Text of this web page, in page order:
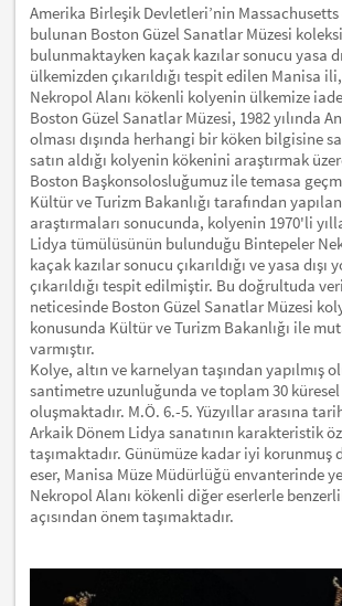
Amerika Birleşik Devletleri’nin
bulunan Boston Güzel Sanatlar Müzesi
bulunmaktayken kaçak kazılar sonucu yasa
ülkemizden çıkarıldığı tespit edilen Manisa
Nekropol Alanı kökenli kolyenin ülkemize
Boston Güzel Sanatlar Müzesi, 1982 yılında
olması dışında herhangi bir köken bilgisine
satın aldığı kolyenin kökenini araştırmak
Boston Başkonsolosluğumuz ile temasa
Kültür ve Turizm Bakanlığı tarafından
araştırmaları sonucunda, kolyenin 1970'li
Lidya tümülüsünün bulunduğu Bintepeler
kaçak kazılar sonucu çıkarıldığı ve yasa dışı
çıkarıldığı tespit edilmiştir. Bu doğrultuda
neticesinde Boston Güzel Sanatlar Müzesi
konusunda Kültür ve Turizm Bakanlığı ile
varmıştır.
Kolye, altın ve karnelyan taşından yapılmış
santimetre uzunluğunda ve toplam 30
oluşmaktadır. M.Ö. 6.-5. Yüzyıllar arasına
Arkaik Dönem Lidya sanatının karakteristik
taşımaktadır. Günümüze kadar iyi korunmuş
eser, Manisa Müze Müdürlüğü envanterinde
Nekropol Alanı kökenli diğer eserlerle
açısından önem taşımaktadır.